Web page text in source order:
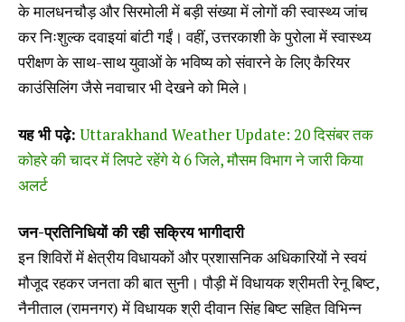
के मालधनचौड़ और सिरमोली में बड़ी संख्या में लोगों की स्वास्थ्य जांच
कर निःशुल्क दवाइयां बांटी गईं। वहीं, उत्तरकाशी के पुरोला में स्वास्थ्य
परीक्षण के साथ-साथ युवाओं के भविष्य को संवारने के लिए कैरियर
काउंसिलिंग जैसे नवाचार भी देखने को मिले।
यह भी पढ़े: Uttarakhand Weather Update: 20 दिसंबर तक
कोहरे की चादर में लिपटे रहेंगे ये 6 जिले, मौसम विभाग ने जारी किया
अलर्ट
जन-प्रतिनिधियों की रही सक्रिय भागीदारी
इन शिविरों में क्षेत्रीय विधायकों और प्रशासनिक अधिकारियों ने स्वयं
मौजूद रहकर जनता की बात सुनी। पौड़ी में विधायक श्रीमती रेनू बिष्ट,
नैनीताल (रामनगर) में विधायक श्री दीवान सिंह बिष्ट सहित विभिन्न